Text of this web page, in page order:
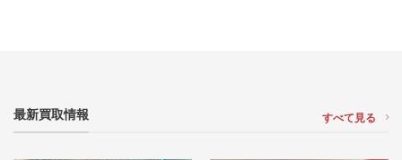
最新買取情報 すべて見る